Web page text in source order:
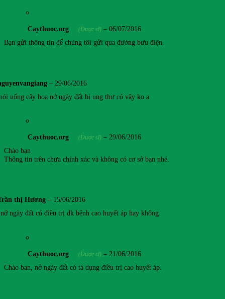
Caythuoc.org (Dược sĩ) – 06/07/2016
Bạn gửi thông tin để chúng tôi gửi qua đường bưu điện.
– 29/06/2016
uống cây hoa nở ngày đất bị ung thư có vậy ko ạ
Caythuoc.org (Dược sĩ) – 29/06/2016
Chào bạn
Thông tin trên chưa chính xác và không có cơ sở bạn nhé.
thị Hương – 15/06/2016
ngày đất có điều trị dk bệnh cao huyết áp hay không
Caythuoc.org (Dược sĩ) – 21/06/2016
Chào ban, nở ngày đất có tá dụng điều trị cao huyết áp.